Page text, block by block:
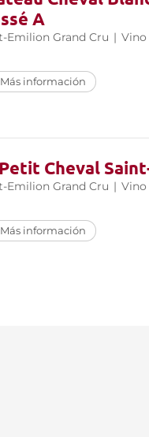
A
Emilion Grand Cru |
Más información
Cheval
Emilion Grand Cru |
Más información